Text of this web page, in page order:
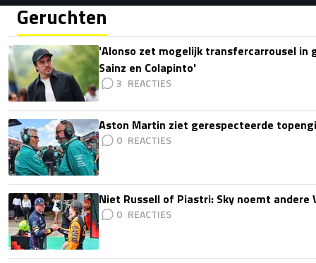
Geruchten
'Alonso zet mogelijk transfercarrousel in
Sainz en Colapinto'
3
Aston Martin ziet gerespecteerde
0
Niet Russell of Piastri: Sky noemt
0